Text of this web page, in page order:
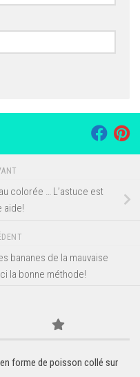
colorée … L’astuce est
aide!
bananes de la mauvaise
la bonne méthode!
forme de poisson collé sur